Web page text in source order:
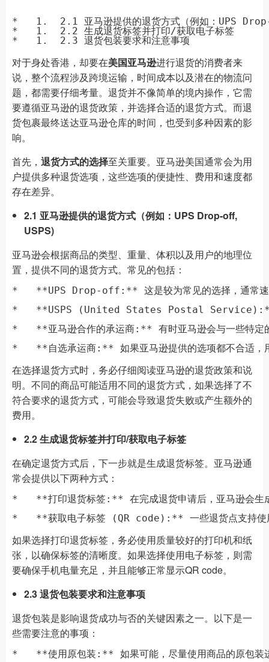
*   1.  2.1 亚马逊提供的退货方式（例如：UPS
*   1.  2.2 生成退货标签并打印/获取电子标签
对于身处香港，却要在美国亚马逊进行退货的消费者来
说，整个流程涉及跨境运输，时间成本以及潜在的物流问
题，都需要仔细考量。退货并不像简单的境内操作，它需
要遵循亚马逊的退货政策，并选择合适的退货方式。而退
货包裹最终送达亚马逊仓库的时间，也受到多种因素的影
响。
首先， 退货方式的选择至关重要。亚马逊美国通常会为用
户提供多种退货选项，这些选项的便捷性、费用和速度都
存在差异。
2.1 亚马逊提供的退货方式（例如：UPS Drop-off,
USPS)
亚马逊会根据商品的类型、重量、体积以及用户的地理位
置，提供不同的退货方式。常见的包括：
*   **UPS Drop-off:** 这是较为常见的选择，通常速度较
*   **USPS (United States Postal Service):** 虽然名字
*   **亚马逊合作的承运商:** 有时亚马逊会与一些特定的
在选择退货方式时，务必仔细阅读亚马逊的退货政策和说
明。不同的商品可能适用不同的退货方式，如果选择了不
符合要求的退货方式，可能会导致退货失败或产生额外的
费用。
2.2 生成退货标签并打印/获取电子标签
在确定退货方式后，下一步就是生成退货标签。亚马逊通
常会提供以下两种方式：
*   **打印退货标签:** 在完成退货申请后，亚马逊会生成
如果选择打印退货标签，务必使用质量较好的打印机和纸
张，以确保标签的清晰度。如果选择使用电子标签，则需
要确保手机电量充足，并且能够正常显示QR code。
2.3 退货包装要求和注意事项
退货包装是影响退货成功与否的关键因素之一。以下是一
些需要注意的事项：
*   **使用原包装:** 如果可能，尽量使用商品的原包装进